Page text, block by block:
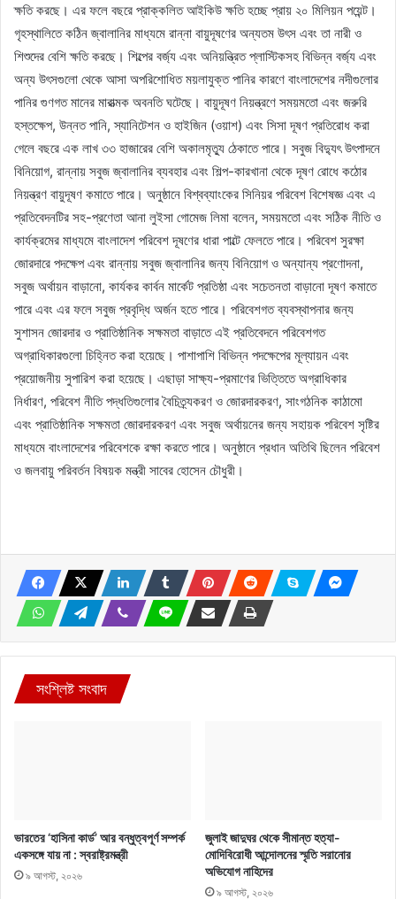
ক্ষতি করছে। এর ফলে বছরে প্রাক্কলিত আইকিউ ক্ষতি হচ্ছে প্রায় ২০ মিলিয়ন পয়েন্ট।
গৃহস্থালিতে কঠিন জ্বালানির মাধ্যমে রান্না বায়ুদূষণের অন্যতম উৎস এবং তা নারী ও
শিশুদের বেশি ক্ষতি করছে। শিল্পের বর্জ্য এবং অনিয়ন্ত্রিত প্লাস্টিকসহ বিভিন্ন বর্জ্য এবং
অন্য উৎসগুলো থেকে আসা অপরিশোধিত ময়লাযুক্ত পানির কারণে বাংলাদেশের নদীগুলোর
পানির গুণগত মানের মারাত্মক অবনতি ঘটেছে। বায়ুদূষণ নিয়ন্ত্রণে সময়মতো এবং জরুরি
হস্তক্ষেপ, উন্নত পানি, স্যানিটেশন ও হাইজিন (ওয়াশ) এবং সিসা দূষণ প্রতিরোধ করা
গেলে বছরে এক লাখ ৩৩ হাজারের বেশি অকালমৃত্যু ঠেকাতে পারে। সবুজ বিদ্যুৎ উৎপাদনে
বিনিয়োগ, রান্নায় সবুজ জ্বালানির ব্যবহার এবং শিল্প-কারখানা থেকে দূষণ রোধে কঠোর
নিয়ন্ত্রণ বায়ুদূষণ কমাতে পারে। অনুষ্ঠানে বিশ্বব্যাংকের সিনিয়র পরিবেশ বিশেষজ্ঞ এবং এ
প্রতিবেদনটির সহ-প্রণেতা আনা লুইসা গোমেজ লিমা বলেন, সময়মতো এবং সঠিক নীতি ও
কার্যক্রমের মাধ্যমে বাংলাদেশ পরিবেশ দূষণের ধারা পাল্টে ফেলতে পারে। পরিবেশ সুরক্ষা
জোরদারে পদক্ষেপ এবং রান্নায় সবুজ জ্বালানির জন্য বিনিয়োগ ও অন্যান্য প্রণোদনা,
সবুজ অর্থায়ন বাড়ানো, কার্যকর কার্বন মার্কেট প্রতিষ্ঠা এবং সচেতনতা বাড়ানো দূষণ কমাতে
পারে এবং এর ফলে সবুজ প্রবৃদ্ধি অর্জন হতে পারে। পরিবেশগত ব্যবস্থাপনার জন্য
সুশাসন জোরদার ও প্রাতিষ্ঠানিক সক্ষমতা বাড়াতে এই প্রতিবেদনে পরিবেশগত
অগ্রাধিকারগুলো চিহ্নিত করা হয়েছে। পাশাপাশি বিভিন্ন পদক্ষেপের মূল্যায়ন এবং
প্রয়োজনীয় সুপারিশ করা হয়েছে। এছাড়া সাক্ষ্য-প্রমাণের ভিত্তিতে অগ্রাধিকার
নির্ধারণ, পরিবেশ নীতি পদ্ধতিগুলোর বৈচিত্র্যকরণ ও জোরদারকরণ, সাংগঠনিক কাঠামো
এবং প্রাতিষ্ঠানিক সক্ষমতা জোরদারকরণ এবং সবুজ অর্থায়নের জন্য সহায়ক পরিবেশ সৃষ্টির
মাধ্যমে বাংলাদেশের পরিবেশকে রক্ষা করতে পারে। অনুষ্ঠানে প্রধান অতিথি ছিলেন পরিবেশ
ও জলবায়ু পরিবর্তন বিষয়ক মন্ত্রী সাবের হোসেন চৌধুরী।
সংশ্লিষ্ট সংবাদ
ভারতের ‘হাসিনা কার্ড’ আর বন্ধুত্বপূর্ণ সম্পর্ক
একসঙ্গে যায় না : স্বরাষ্ট্রমন্ত্রী
৯ আগস্ট, ২০২৬
জুলাই জাদুঘর থেকে সীমান্ত হত্যা-
মোদিবিরোধী আন্দোলনের স্মৃতি সরানোর
অভিযোগ নাহিদের
৯ আগস্ট, ২০২৬